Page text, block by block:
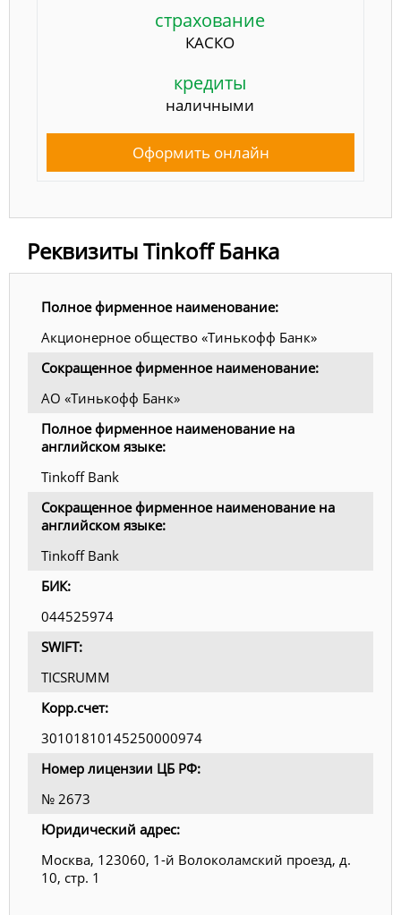
страхование
КАСКО
кредиты
наличными
Оформить онлайн
Реквизиты Tinkoff Банка
Полное фирменное наименование:
Акционерное общество «Тинькофф Банк»
Сокращенное фирменное наименование:
АО «Тинькофф Банк»
Полное фирменное наименование на
английском языке:
Tinkoff Bank
Сокращенное фирменное наименование на
английском языке:
Tinkoff Bank
БИК:
044525974
SWIFT:
TICSRUMM
Корр.счет:
30101810145250000974
Номер лицензии ЦБ РФ:
№ 2673
Юридический адрес:
Москва, 123060, 1-й Волоколамский проезд, д.
10, стр. 1